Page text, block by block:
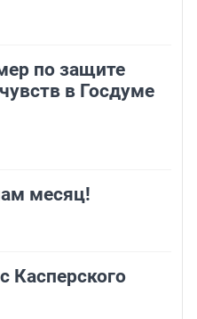
по защите
в Госдуме
месяц!
Касперского